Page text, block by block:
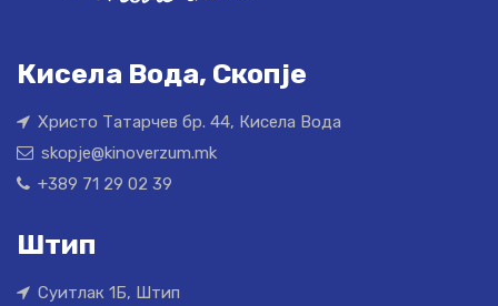
Кисела Вода, Скопје
Христо Татарчев бр. 44, Кисела Вода
skopje@kinoverzum.mk
+389 71 29 02 39
Штип
Суитлак 1Б, Штип